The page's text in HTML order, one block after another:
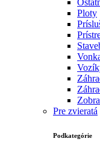
Ploty
Pre zvieratá
Podkategórie